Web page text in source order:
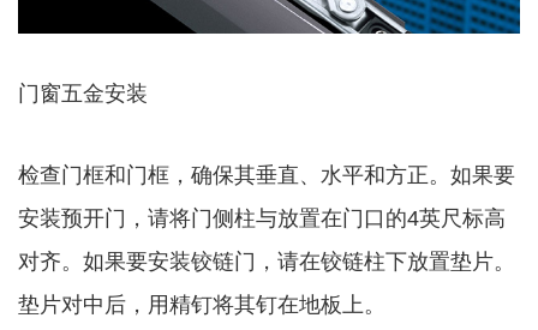
门窗五金安装
检查门框和门框，确保其垂直、水平和方正。如果要
安装预开门，请将门侧柱与放置在门口的4英尺标高
对齐。如果要安装铰链门，请在铰链柱下放置垫片。
垫片对中后，用精钉将其钉在地板上。